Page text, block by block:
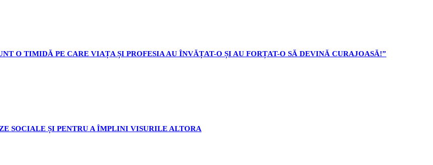
O TIMIDĂ PE CARE VIAȚA ȘI PROFESIA AU ÎNVĂȚAT-O ȘI AU FORȚAT-O SĂ DEVINĂ CURAJOASĂ!”
SOCIALE ȘI PENTRU A ÎMPLINI VISURILE ALTORA